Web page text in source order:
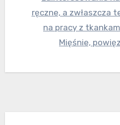
ręczne, a zwłaszcza
na pracy z
Mięśnie,